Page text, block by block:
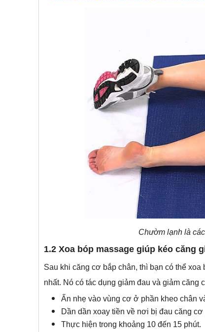
Chườm lạnh là
1.2 Xoa bóp massage giúp kéo căng
Sau khi căng cơ bắp chân, thì bạn có thể
nhất. Nó có tác dụng giảm đau và giảm căng
Ấn nhẹ vào vùng cơ ở phần kheo chân
Dần dần xoay tiền về nơi bị đau căng cơ
Thực hiện trong khoảng 10 đến 15 phút.